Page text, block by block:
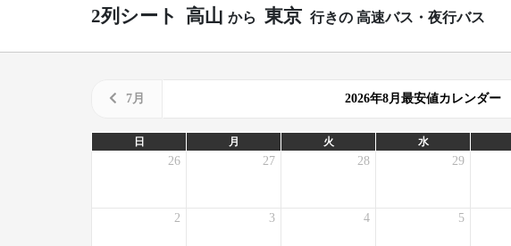
2列シート 高山 から 東京 行きの 高速バス・夜行バス
7月 2026年8月最安値カレンダー
日 月 火 水
26 27 28 29
2 3 4 5